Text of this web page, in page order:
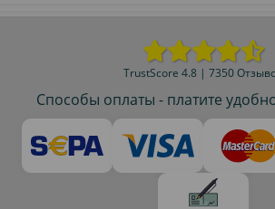
TrustScore 4.8 | 7350
Способы оплаты - платите